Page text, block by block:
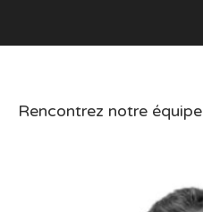
Rencontrez notre équipe